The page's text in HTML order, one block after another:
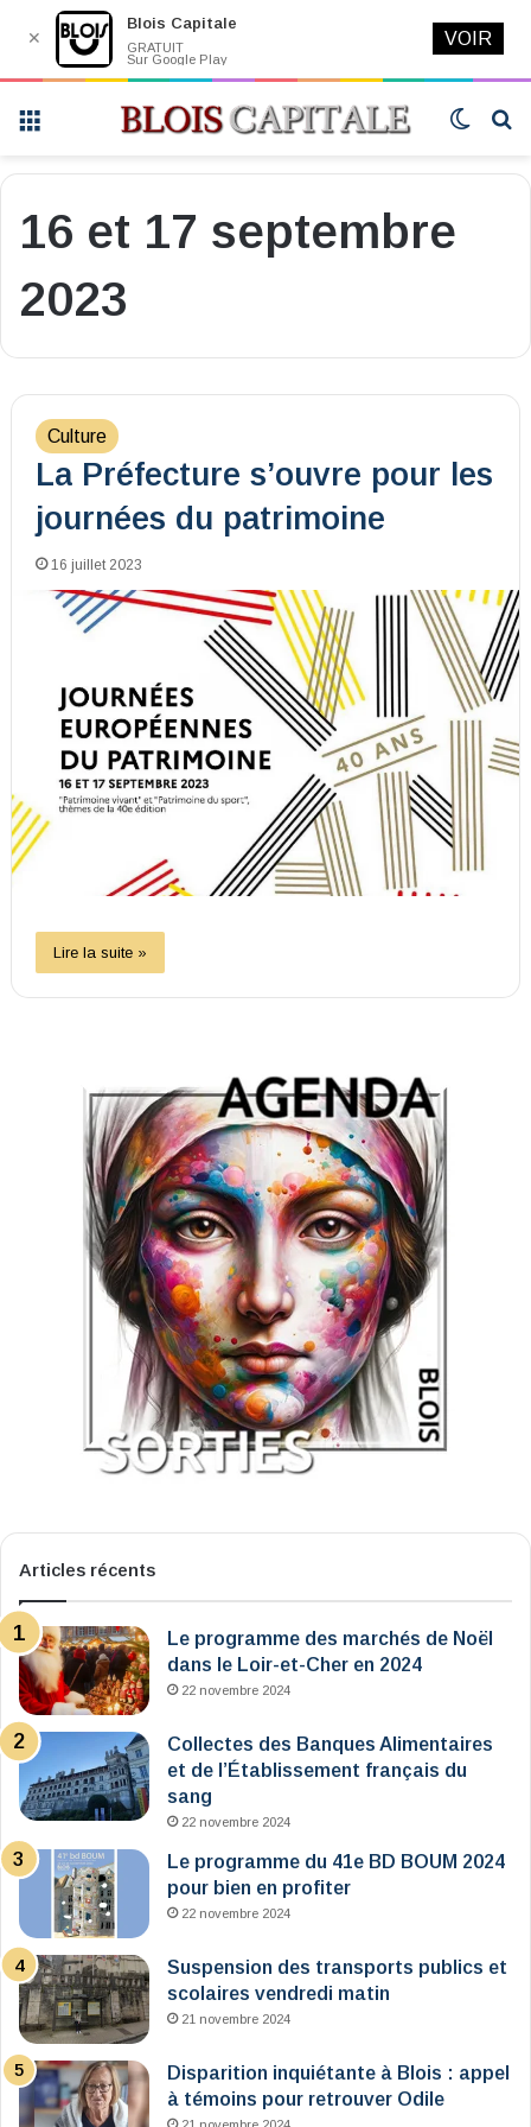
Switch
16 et 17 septembre
2023
Culture
La Préfecture s’ouvre pour les
journées du patrimoine
16 juillet 2023
Lire la suite »
Articles récents
Le programme des marchés de Noël
dans le Loir-et-Cher en 2024
22 novembre 2024
Collectes des Banques Alimentaires
et de l’Établissement français du
sang
22 novembre 2024
Le programme du 41e BD BOUM 2024
pour bien en profiter
22 novembre 2024
Suspension des transports publics et
scolaires vendredi matin
21 novembre 2024
Disparition inquiétante à Blois : appel
à témoins pour retrouver Odile
✕
Blois Capitale
GRATUIT
Sur Google Play
VOIR